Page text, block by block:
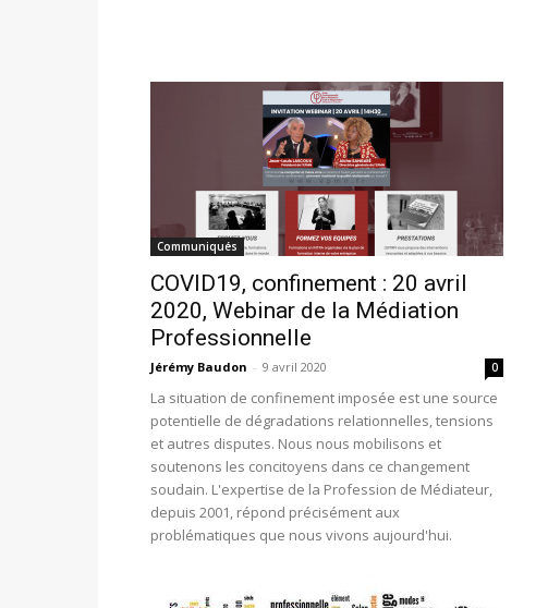
Communiqués
COVID19, confinement : 20 avril
2020, Webinar de la Médiation
Professionnelle
Jérémy Baudon - 9 avril 2020 0
La situation de confinement imposée est une source
potentielle de dégradations relationnelles, tensions
et autres disputes. Nous nous mobilisons et
soutenons les concitoyens dans ce changement
soudain. L'expertise de la Profession de Médiateur,
depuis 2001, répond précisément aux
problématiques que nous vivons aujourd'hui.